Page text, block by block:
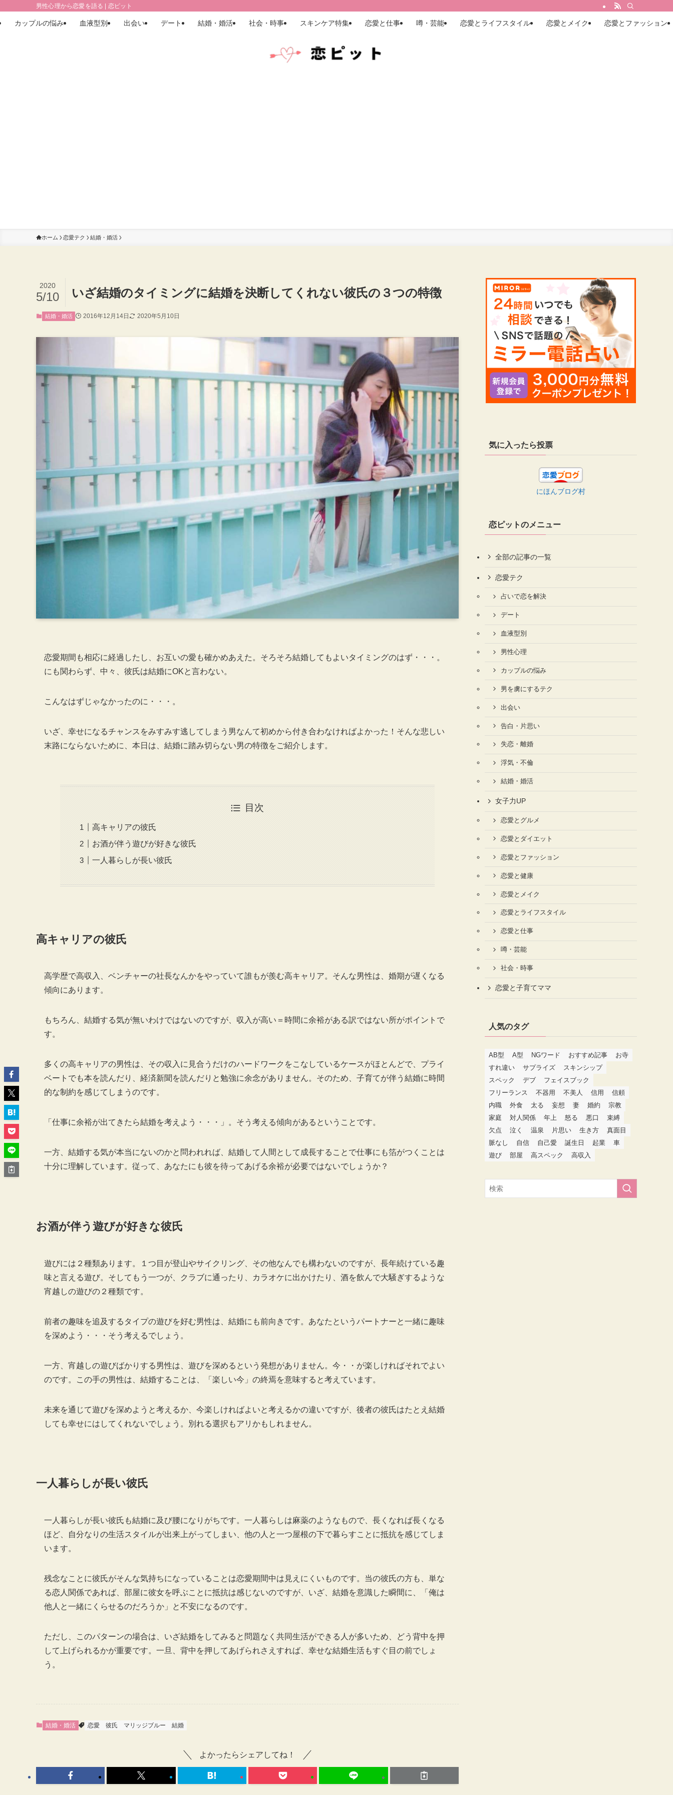
男性心理から恋愛を語る | 恋ピット
カップルの悩み 血液型別 出会い デート 結婚・婚活 社会・時事 スキンケア特集 恋愛と仕事 噂・芸能 恋愛とライフスタイル 恋愛とメイク 恋愛とファッション
ホーム 恋愛テク 結婚・婚活
いざ結婚のタイミングに結婚を決断してくれない彼氏の３つの特徴
2020
5/10
結婚・婚活 2016年12月14日 2020年5月10日
恋愛期間も相応に経過したし、お互いの愛も確かめあえた。そろそろ結婚してもよいタイミングのはず・・・。
にも関わらず、中々、彼氏は結婚にOKと言わない。
こんなはずじゃなかったのに・・・。
いざ、幸せになるチャンスをみすみす逃してしまう男なんて初めから付き合わなければよかった！そんな悲しい
末路にならないために、本日は、結婚に踏み切らない男の特徴をご紹介します。
目次
高キャリアの彼氏
お酒が伴う遊びが好きな彼氏
一人暮らしが長い彼氏
高キャリアの彼氏
高学歴で高収入、ベンチャーの社長なんかをやっていて誰もが羨む高キャリア。そんな男性は、婚期が遅くなる
傾向にあります。
もちろん、結婚する気が無いわけではないのですが、収入が高い＝時間に余裕がある訳ではない所がポイントで
す。
多くの高キャリアの男性は、その収入に見合うだけのハードワークをこなしているケースがほとんどで、プライ
ベートでも本を読んだり、経済新聞を読んだりと勉強に余念がありません。そのため、子育てが伴う結婚に時間
的な制約を感じてしまうのです。
「仕事に余裕が出てきたら結婚を考えよう・・・」。そう考える傾向があるということです。
一方、結婚する気が本当にないのかと問われれば、結婚して人間として成長することで仕事にも箔がつくことは
十分に理解しています。従って、あなたにも彼を待ってあげる余裕が必要ではないでしょうか？
お酒が伴う遊びが好きな彼氏
遊びには２種類あります。１つ目が登山やサイクリング、その他なんでも構わないのですが、長年続けている趣
味と言える遊び。そしてもう一つが、クラブに通ったり、カラオケに出かけたり、酒を飲んで大騒ぎするような
宵越しの遊びの２種類です。
前者の趣味を追及するタイプの遊びを好む男性は、結婚にも前向きです。あなたというパートナーと一緒に趣味
を深めよう・・・そう考えるでしょう。
一方、宵越しの遊びばかりする男性は、遊びを深めるという発想がありません。今・・が楽しければそれでよい
のです。この手の男性は、結婚することは、「楽しい今」の終焉を意味すると考えています。
未来を通じて遊びを深めようと考えるか、今楽しければよいと考えるかの違いですが、後者の彼氏はたとえ結婚
しても幸せにはしてくれないでしょう。別れる選択もアリかもしれません。
一人暮らしが長い彼氏
一人暮らしが長い彼氏も結婚に及び腰になりがちです。一人暮らしは麻薬のようなもので、長くなれば長くなる
ほど、自分なりの生活スタイルが出来上がってしまい、他の人と一つ屋根の下で暮らすことに抵抗を感じてしま
います。
残念なことに彼氏がそんな気持ちになっていることは恋愛期間中は見えにくいものです。当の彼氏の方も、単な
る恋人関係であれば、部屋に彼女を呼ぶことに抵抗は感じないのですが、いざ、結婚を意識した瞬間に、「俺は
他人と一緒にくらせるのだろうか」と不安になるのです。
ただし、このパターンの場合は、いざ結婚をしてみると問題なく共同生活ができる人が多いため、どう背中を押
して上げられるかが重要です。一旦、背中を押してあげられさえすれば、幸せな結婚生活もすぐ目の前でしょ
う。
結婚・婚活 恋愛 彼氏 マリッジブルー 結婚
よかったらシェアしてね！
気に入ったら投票
にほんブログ村
恋ピットのメニュー
全部の記事の一覧
恋愛テク
占いで恋を解決
デート
血液型別
男性心理
カップルの悩み
男を虜にするテク
出会い
告白・片思い
失恋・離婚
浮気・不倫
結婚・婚活
女子力UP
恋愛とグルメ
恋愛とダイエット
恋愛とファッション
恋愛と健康
恋愛とメイク
恋愛とライフスタイル
恋愛と仕事
噂・芸能
社会・時事
恋愛と子育てママ
人気のタグ
AB型 A型 NGワード おすすめ記事
お寺
すれ違い
サプライズ
スキンシップ
スペック
デブ
フェイスブック
フリーランス
不器用 不美人 信用
信頼
内職
外食 太る 妄想 妻 婚約
宗教
家庭
対人関係 年上 怒る 悪口
束縛
欠点
泣く 温泉 片思い 生き方
真面目
脈なし
自信 自己愛 誕生日 起業
車
遊び
部屋 高スペック 高収入